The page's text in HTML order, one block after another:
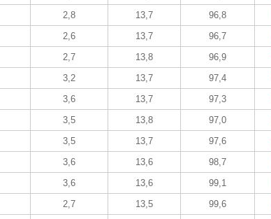
2,8 13,7 96,8
2,6 13,7 96,7
2,7 13,8 96,9
3,2 13,7 97,4
3,6 13,7 97,3
3,5 13,8 97,0
3,5 13,7 97,6
3,6 13,6 98,7
3,6 13,6 99,1
2,7 13,5 99,6